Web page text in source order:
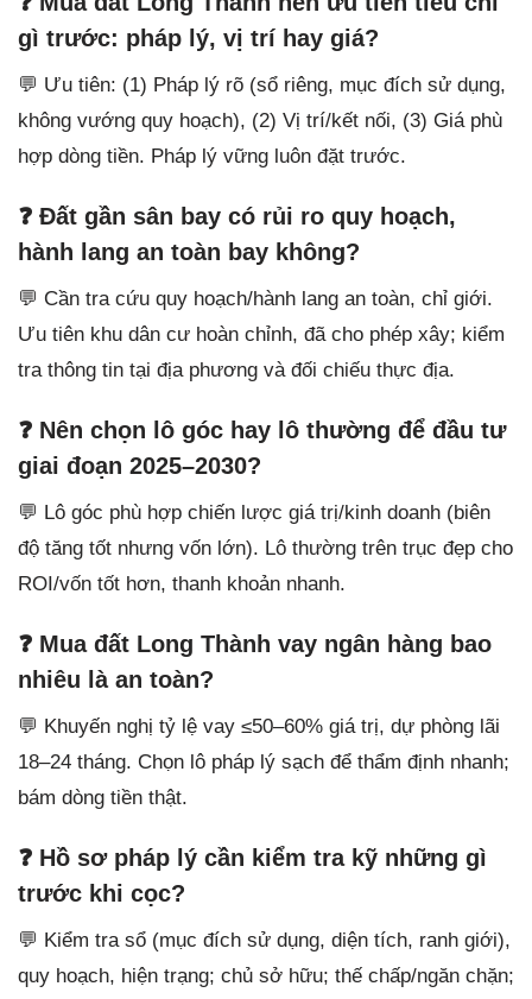
gì trước: pháp lý, vị trí hay giá?
💬 Ưu tiên: (1) Pháp lý rõ (sổ riêng, mục đích sử dụng,
không vướng quy hoạch), (2) Vị trí/kết nối, (3) Giá phù
hợp dòng tiền. Pháp lý vững luôn đặt trước.
❓ Đất gần sân bay có rủi ro quy hoạch,
hành lang an toàn bay không?
💬 Cần tra cứu quy hoạch/hành lang an toàn, chỉ giới.
Ưu tiên khu dân cư hoàn chỉnh, đã cho phép xây; kiểm
tra thông tin tại địa phương và đối chiếu thực địa.
❓ Nên chọn lô góc hay lô thường để đầu tư
giai đoạn 2025–2030?
💬 Lô góc phù hợp chiến lược giá trị/kinh doanh (biên
độ tăng tốt nhưng vốn lớn). Lô thường trên trục đẹp cho
ROI/vốn tốt hơn, thanh khoản nhanh.
❓ Mua đất Long Thành vay ngân hàng bao
nhiêu là an toàn?
💬 Khuyến nghị tỷ lệ vay ≤50–60% giá trị, dự phòng lãi
18–24 tháng. Chọn lô pháp lý sạch để thẩm định nhanh;
bám dòng tiền thật.
❓ Hồ sơ pháp lý cần kiểm tra kỹ những gì
trước khi cọc?
💬 Kiểm tra sổ (mục đích sử dụng, diện tích, ranh giới),
quy hoạch, hiện trạng; chủ sở hữu; thế chấp/ngăn chặn;